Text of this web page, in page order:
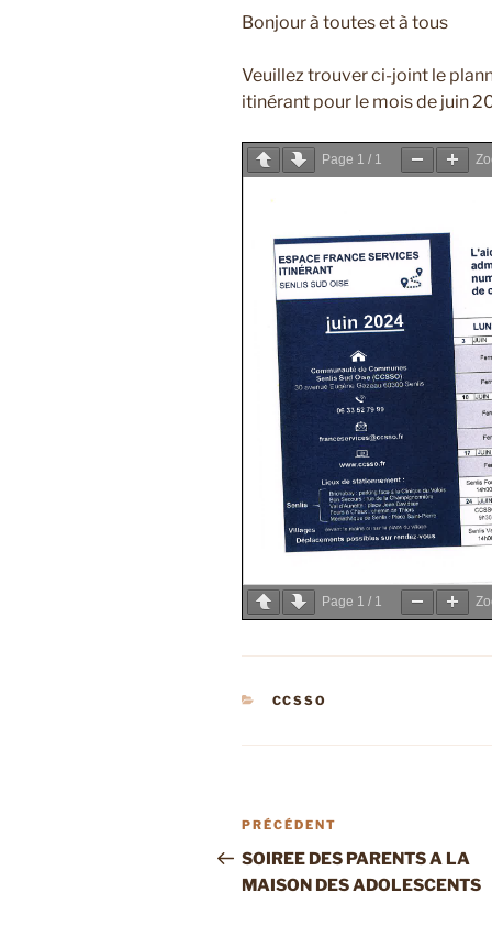
Bonjour à toutes et à tous
Veuillez trouver ci-joint le
itinérant pour le mois de juin
Page 1 / 1
Page 1 / 1
CATÉGORIES
CCSSO
Navigation
de
l’article
Article
précédent
PRÉCÉDENT
SOIREE DES PARENTS A LA
MAISON DES ADOLESCENTS